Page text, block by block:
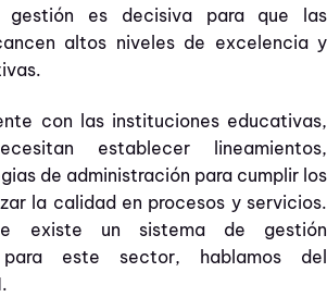
es decisiva para que las
altos niveles de excelencia y
con las instituciones educativas,
establecer lineamientos,
de administración para cumplir los
la calidad en procesos y servicios.
existe un sistema de gestión
para este sector, hablamos del